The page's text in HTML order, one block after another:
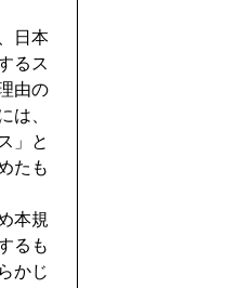
日本
るス
由の
は、
」と
たも
本規
るも
かじ